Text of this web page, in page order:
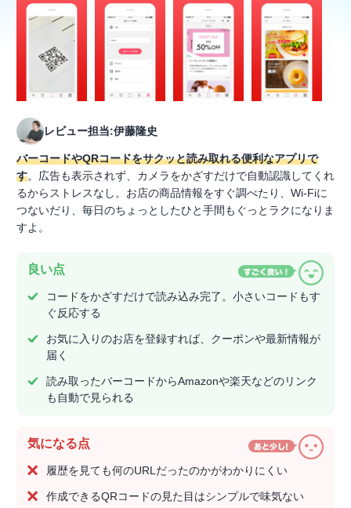
レビュー担当:伊藤隆史
バーコードやQRコードをサクッと読み取れる便利なアプリで
す。広告も表示されず、カメラをかざすだけで自動認識してくれ
るからストレスなし。お店の商品情報をすぐ調べたり、Wi-Fiに
つないだり、毎日のちょっとしたひと手間もぐっとラクになりま
すよ。
良い点
コードをかざすだけで読み込み完了。小さいコードもす
ぐ反応する
お気に入りのお店を登録すれば、クーポンや最新情報が
届く
読み取ったバーコードからAmazonや楽天などのリンク
も自動で見られる
気になる点
履歴を見ても何のURLだったのかがわかりにくい
作成できるQRコードの見た目はシンプルで味気ない